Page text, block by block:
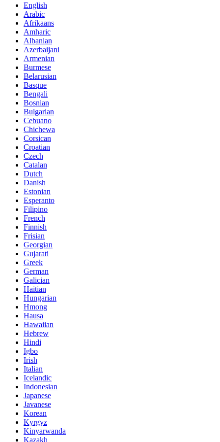
English
Arabic
Afrikaans
Amharic
Albanian
Azerbaijani
Armenian
Burmese
Belarusian
Basque
Bengali
Bosnian
Bulgarian
Cebuano
Chichewa
Corsican
Croatian
Czech
Catalan
Dutch
Danish
Estonian
Esperanto
Filipino
French
Finnish
Frisian
Georgian
Gujarati
Greek
German
Galician
Haitian
Hungarian
Hmong
Hausa
Hawaiian
Hebrew
Hindi
Igbo
Irish
Italian
Icelandic
Indonesian
Japanese
Javanese
Korean
Kyrgyz
Kinyarwanda
Kazakh